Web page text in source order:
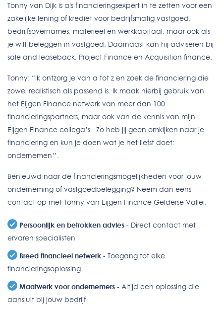
Tonny van Dijk is als financieringsexpert in te zetten voor een
zakelijke lening of krediet voor bedrijfsmatig vastgoed,
bedrijfsovernames, materieel en werkkapitaal, maar ook als
je wilt beleggen in vastgoed. Daarnaast kan hij adviseren bij
sale and leaseback, Project Finance en Acquisition finance.
Tonny: “Ik ontzorg je van a tot z en zoek de financiering die
zowel realistisch als passend is. Ik maak hierbij gebruik van
het Eijgen Finance netwerk van meer dan 100
financieringspartners, maar ook van de kennis van mijn
Eijgen Finance collega’s. Zo heb jij geen omkijken naar je
financiering en kun je doen wat je het liefst doet:
ondernemen’’.
Benieuwd naar de financieringsmogelijkheden voor jouw
onderneming of vastgoedbelegging? Neem dan eens
contact op met Tonny van Eijgen Finance Gelderse Vallei.
Persoonlijk en betrokken advies - Direct contact met
ervaren specialisten
Breed financieel netwerk - Toegang tot elke
financieringsoplossing
Maatwerk voor ondernemers - Altijd een oplossing die
aansluit bij jouw bedrijf